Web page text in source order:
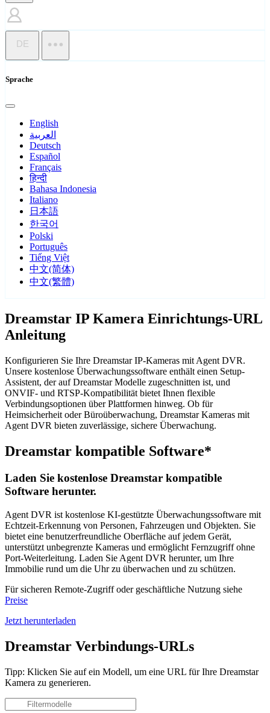
DE
Sprache
English
العربية
Deutsch
Español
Français
हिन्दी
Bahasa Indonesia
Italiano
日本語
한국어
Polski
Português
Tiếng Việt
中文(简体)
中文(繁體)
Dreamstar IP Kamera Einrichtungs-URL
Anleitung
Konfigurieren Sie Ihre Dreamstar IP-Kameras mit Agent DVR.
Unsere kostenlose Überwachungssoftware enthält einen Setup-
Assistent, der auf Dreamstar Modelle zugeschnitten ist, und
ONVIF- und RTSP-Kompatibilität bietet Ihnen flexible
Verbindungsoptionen über Plattformen hinweg. Ob für
Heimsicherheit oder Büroüberwachung, Dreamstar Kameras mit
Agent DVR bieten zuverlässige, sichere Überwachung.
Dreamstar kompatible Software*
Laden Sie kostenlose Dreamstar kompatible
Software herunter.
Agent DVR ist kostenlose KI-gestützte Überwachungssoftware mit
Echtzeit-Erkennung von Personen, Fahrzeugen und Objekten. Sie
bietet eine benutzerfreundliche Oberfläche auf jedem Gerät,
unterstützt unbegrenzte Kameras und ermöglicht Fernzugriff ohne
Port-Weiterleitung. Laden Sie Agent DVR herunter, um Ihre
Immobilie rund um die Uhr zu überwachen und zu schützen.
Für sicheren Remote-Zugriff oder geschäftliche Nutzung siehe
Preise
Jetzt herunterladen
Dreamstar Verbindungs-URLs
Tipp: Klicken Sie auf ein Modell, um eine URL für Ihre Dreamstar
Kamera zu generieren.